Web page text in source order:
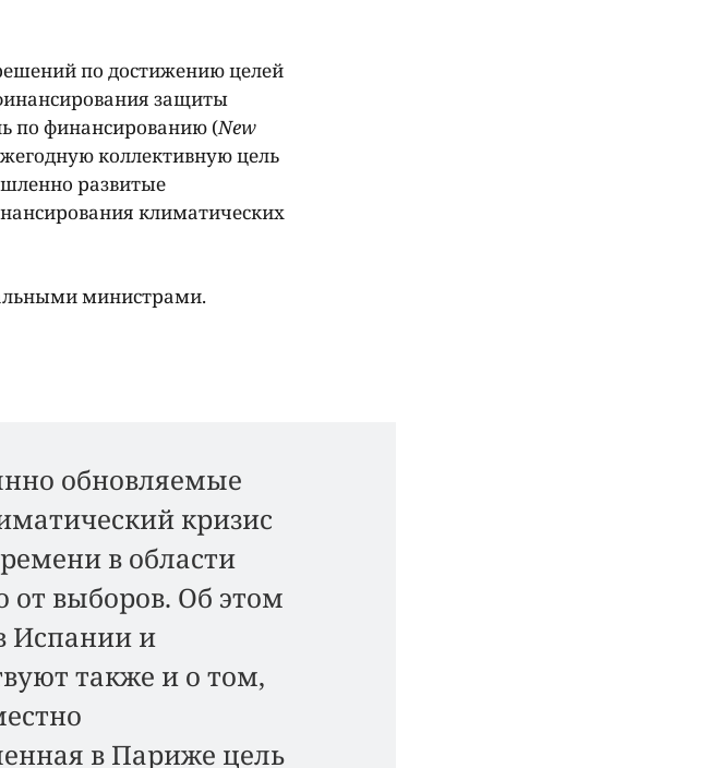
по достижению целей
защиты
по финансированию (New
коллективную цель
развитые
климатических
министрами.
обновляемые
кризис
в области
от выборов. Об этом
Испании и
также и о том,
в Париже цель